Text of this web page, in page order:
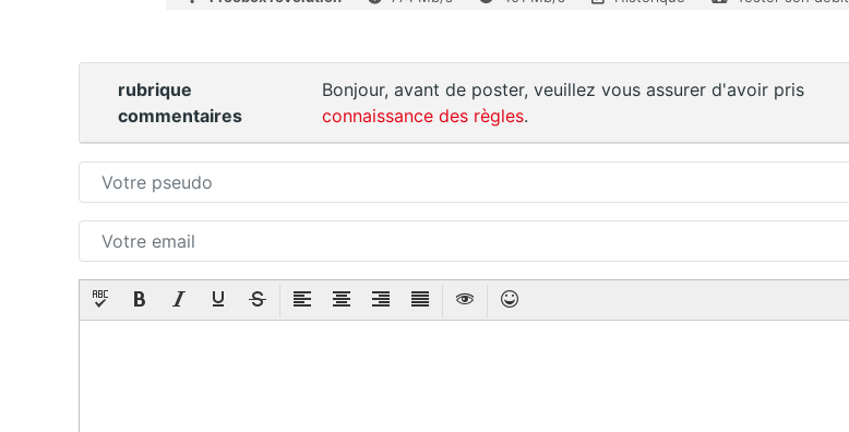
rubrique
commentaires
Bonjour, avant de poster, veuillez vous assurer d'avoir pris
connaissance des règles.